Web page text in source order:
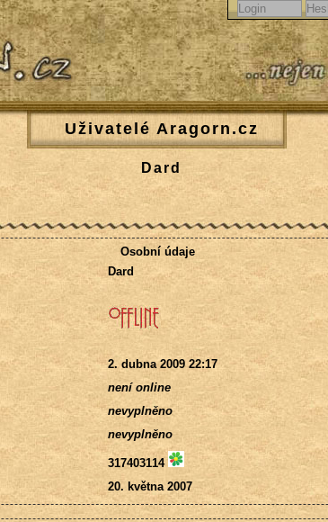
Uživatelé Aragorn.cz
Dard
Osobní údaje
Dard
2. dubna 2009 22:17
není online
nevyplněno
nevyplněno
317403114
20. května 2007